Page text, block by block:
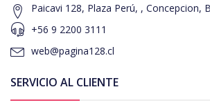
Paicavi 128, Plaza Perú, , Concepcion,
+56 9 2200 3111
web@pagina128.cl
SERVICIO AL CLIENTE